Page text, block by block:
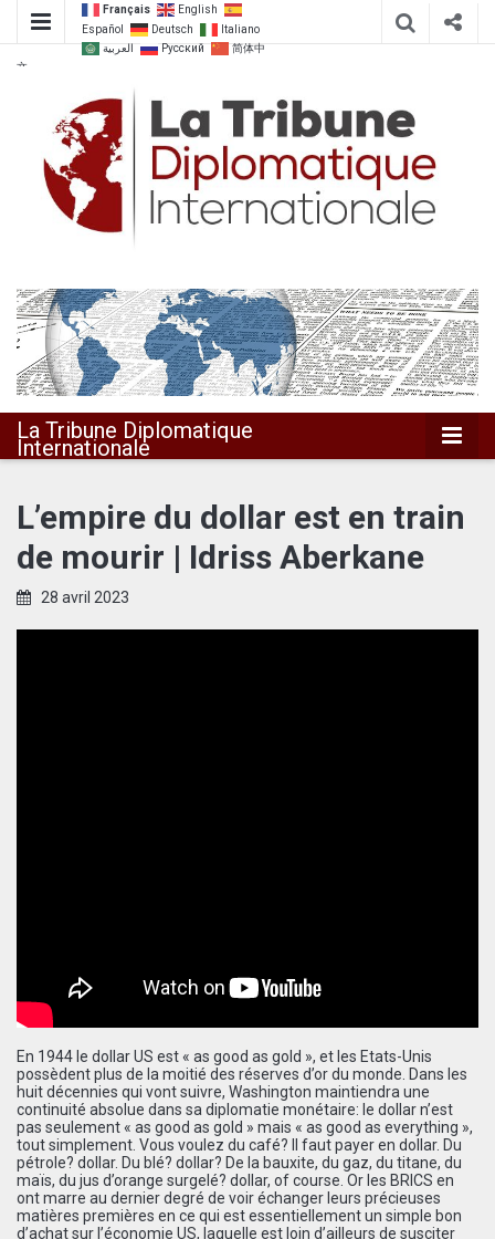
Français
English
Español
Deutsch
Italiano
العربية
Русский
简体中
文
La Tribune
Diplomatique
Internationale
La Tribune Diplomatique
Internationale
L’empire du dollar est en train
de mourir | Idriss Aberkane
28 avril 2023
En 1944 le dollar US est « as good as gold », et les Etats-Unis
possèdent plus de la moitié des réserves d’or du monde. Dans les
huit décennies qui vont suivre, Washington maintiendra une
continuité absolue dans sa diplomatie monétaire: le dollar n’est
pas seulement « as good as gold » mais « as good as everything »,
tout simplement. Vous voulez du café? Il faut payer en dollar. Du
pétrole? dollar. Du blé? dollar? De la bauxite, du gaz, du titane, du
maïs, du jus d’orange surgelé? dollar, of course. Or les BRICS en
ont marre au dernier degré de voir échanger leurs précieuses
matières premières en ce qui est essentiellement un simple bon
d’achat sur l’économie US, laquelle est loin d’ailleurs de susciter